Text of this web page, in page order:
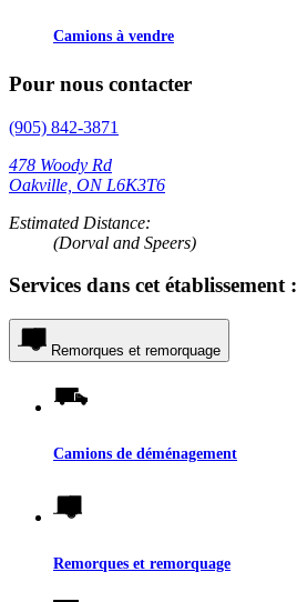
Camions à vendre
Pour nous contacter
(905) 842-3871
478 Woody Rd
Oakville, ON L6K3T6
Estimated Distance:
(Dorval and Speers)
Services dans cet établissement :
Remorques et remorquage
Camions de déménagement
Remorques et remorquage